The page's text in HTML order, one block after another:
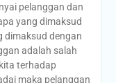
pelanggan dan
yang dimaksud
dimaksud dengan
adalah salah
terhadap
maka pelanggan